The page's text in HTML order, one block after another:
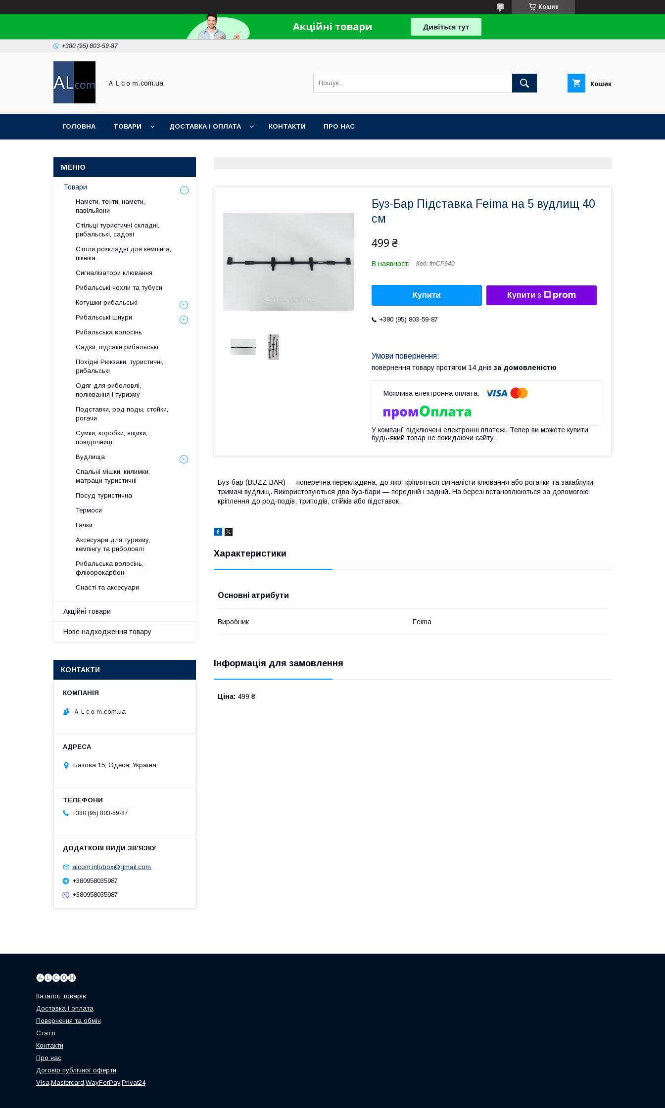
Кошик
+380 (95) 803-59-87
ＡＬcｏｍ.com.ua Кошик
ГОЛОВНА ТОВАРИ ДОСТАВКА І ОПЛАТА КОНТАКТИ ПРО НАС
Буз-Бар Підставка Feima на 5 вудлищ 40
см
499 ₴
В наявності Код: fmСР940
Купити Купити з
+380 (95) 803-59-87
повернення товару протягом 14 днів за домовленістю
У компанії підключені електронні платежі. Тепер ви можете купити
будь-який товар не покидаючи сайту.
Буз-бар (BUZZ BAR) — поперечна перекладина, до якої кріпляться сигналісти клювання або рогатки та закаблуки-
тримачі вудлищ. Використовуються два буз-бари — передній і задній. На березі встановлюються за допомогою
кріплення до род-подів, триподів, стійків або підставок.
Характеристики
Основні атрибути
Виробник Feima
Інформація для замовлення
Ціна: 499 ₴
Товари
Намети, тенти, намети,
павільйони
Стільці туристичні складні,
рибальські, садові
Столи розкладні для кемпінга,
пікніка
Сигналізатори клювання
Рибальські чохли та тубуси
Котушки рибальські
Рибальські шнури
Рибальська волосінь
Садки, підсаки рибальські
Похідні Рюкзаки, туристичні,
рибальські
Одяг для риболовлі,
полювання і туризму
Подставки, род поды, стойки,
рогачи
Сумки, коробки, ящики,
повідочниці
Вудлища
Спальні мішки, килимки,
матраци туристичні
Посуд туристична
Термоси
Гачки
Аксесуари для туризму,
кемпінгу та риболовлі
Рибальська волосінь,
флюорокарбон
Снасті та аксесуари
Акційні товари
Нове надходження товару
КОНТАКТИ
ＡＬcｏｍ.com.ua
Базова 15, Одеса, Україна
+380 (95) 803-59-87
alcom.infobox@gmail.com
+380958035987
+380958035987
🅐🅛🅒🅞🅜
Каталог товарів
Доставка і оплата
Повернення та обмін
Статті
Контакти
Про нас
Договір публічної оферти
Visa,Mastercard,WayForPay,Privat24